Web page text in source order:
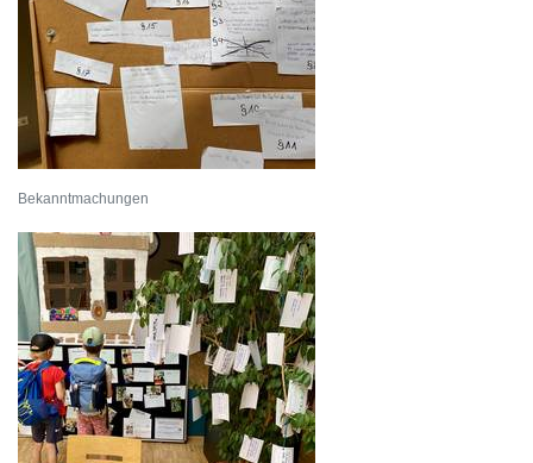
Bekanntmachungen